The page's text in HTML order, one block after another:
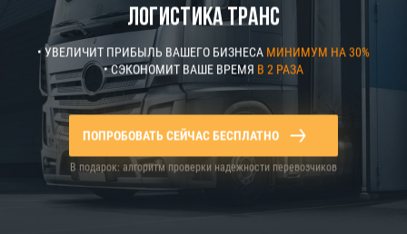
Логистика Транс
• УВЕЛИЧИТ ПРИБЫЛЬ ВАШЕГО БИЗНЕСА МИНИМУМ НА 30%
• СЭКОНОМИТ ВАШЕ ВРЕМЯ В 2 РАЗА
ПОПРОБОВАТЬ СЕЙЧАС БЕСПЛАТНО
В подарок: алгоритм проверки надежности перевозчиков